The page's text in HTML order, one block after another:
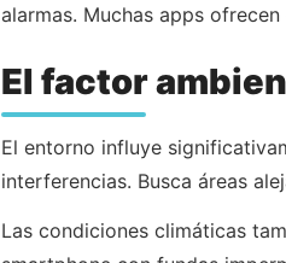
alarmas. Muchas apps
El factor
El entorno influye
interferencias. Busca áreas
Las condiciones climáticas